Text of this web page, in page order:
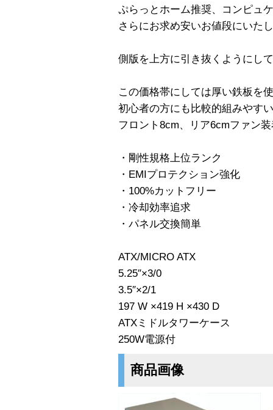
ぷらっとホーム推奨、コンピュ
さらにお求め安いお値段にいた
側版を上方に引き抜くようにし
この価格帯にしては厚い鉄板を
初心者の方にも比較的組みやす
フロント8cm、リア6cmファン
・剛性規格上位ランク
・EMIプロテクション強化
・100%カットフリー
・冷却効率追求
・パネル交換簡単
ATX/MICRO ATX
5.25″×3/0
3.5″×2/1
197 W ×419 H ×430 D
ATXミドルタワーケース
250W電源付
商品画像